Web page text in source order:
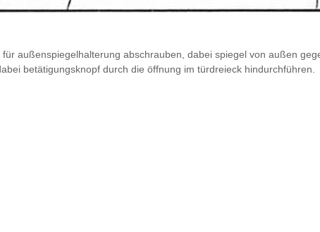
außenspiegelhalterung abschrauben, dabei spiegel von außen
betätigungsknopf durch die öffnung im türdreieck hindurchführen.